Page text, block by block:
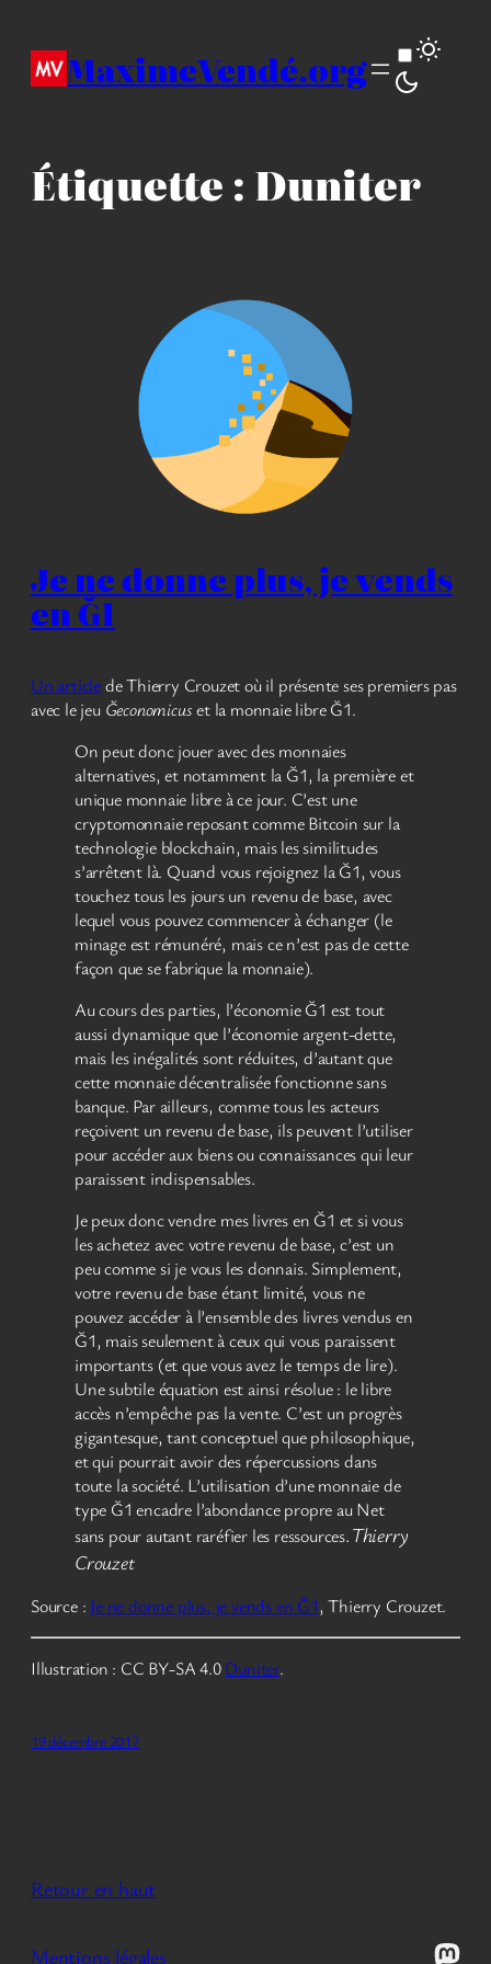
contenuMaximeVendé.org
Étiquette : Duniter
Je ne donne plus, je vends
en Ğ1
Un articlede Thierry Crouzet où il présente ses premiers pas
avec le jeu Ğeconomicuset la monnaie libre Ğ1.
On peut donc jouer avec des monnaies
alternatives, et notamment la Ğ1, la première et
unique monnaie libre à ce jour. C’est une
cryptomonnaie reposant comme Bitcoin sur la
technologie blockchain, mais les similitudes
s’arrêtent là. Quand vous rejoignez la Ğ1, vous
touchez tous les jours un revenu de base, avec
lequel vous pouvez commencer à échanger (le
minage est rémunéré, mais ce n’est pas de cette
façon que se fabrique la monnaie).
Au cours des parties, l’économie Ğ1 est tout
aussi dynamique que l’économie argent-dette,
mais les inégalités sont réduites, d’autant que
cette monnaie décentralisée fonctionne sans
banque. Par ailleurs, comme tous les acteurs
reçoivent un revenu de base, ils peuvent l’utiliser
pour accéder aux biens ou connaissances qui leur
paraissent indispensables.
Je peux donc vendre mes livres en Ğ1 et si vous
les achetez avec votre revenu de base, c’est un
peu comme si je vous les donnais. Simplement,
votre revenu de base étant limité, vous ne
pouvez accéder à l’ensemble des livres vendus en
Ğ1, mais seulement à ceux qui vous paraissent
importants (et que vous avez le temps de lire).
Une subtile équation est ainsi résolue : le libre
accès n’empêche pas la vente. C’est un progrès
gigantesque, tant conceptuel que philosophique,
et qui pourrait avoir des répercussions dans
toute la société. L’utilisation d’une monnaie de
type Ğ1 encadre l’abondance propre au Net
sans pour autant raréfier les ressources.Thierry
Crouzet
Source : Je ne donne plus, je vends en Ğ1, Thierry Crouzet.
Illustration : CC BY-SA 4.0Duniter.
19 décembre 2017
Retour en haut
Mentions légales